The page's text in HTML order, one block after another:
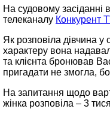
На судовому засіданні
телеканалу Конкурент
Як розповіла дівчина у
характеру вона
та клієнта бронював
пригадати не змогла,
На запитання щодо
жінка розповіла – 3